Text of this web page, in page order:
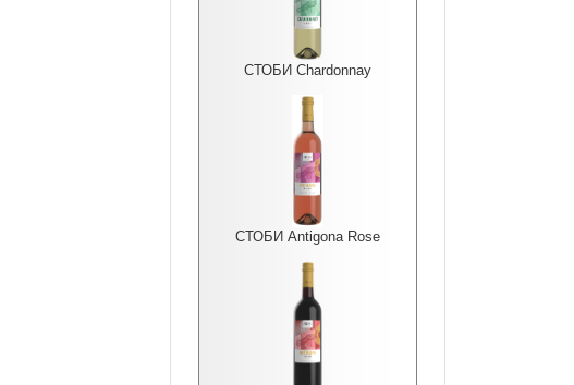
СТОБИ Chardonnay
СТОБИ Antigona Rоse